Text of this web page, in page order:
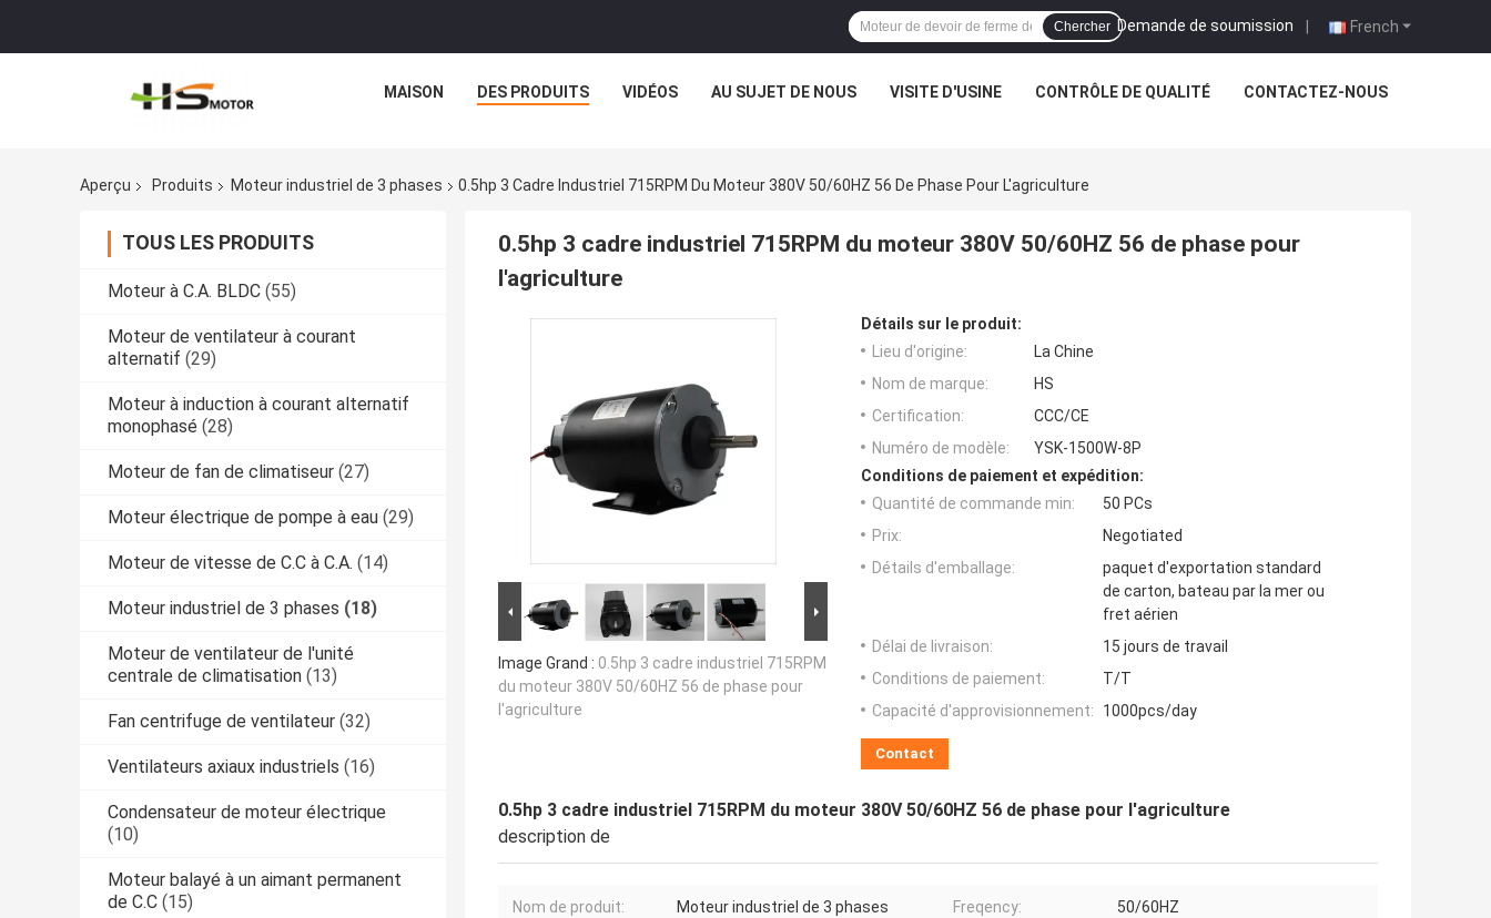
French
Demande de soumission |
Chercher
MAISON DES PRODUITS VIDÉOS AU SUJET DE NOUS VISITE D'USINE CONTRÔLE DE QUALITÉ CONTACTEZ-NOUS
Aperçu Produits Moteur industriel de 3 phases 0.5hp 3 Cadre Industriel 715RPM Du Moteur 380V 50/60HZ 56 De Phase Pour L'agriculture
TOUS LES PRODUITS
Moteur à C.A. BLDC (55)
Moteur de ventilateur à courant
alternatif (29)
Moteur à induction à courant alternatif
monophasé (28)
Moteur de fan de climatiseur (27)
Moteur électrique de pompe à eau (29)
Moteur de vitesse de C.C à C.A. (14)
Moteur industriel de 3 phases (18)
Moteur de ventilateur de l'unité
centrale de climatisation (13)
Fan centrifuge de ventilateur (32)
Ventilateurs axiaux industriels (16)
Condensateur de moteur électrique
(10)
Moteur balayé à un aimant permanent
de C.C (15)
0.5hp 3 cadre industriel 715RPM du moteur 380V 50/60HZ 56 de phase pour
l'agriculture
Image Grand : 0.5hp 3 cadre industriel 715RPM
du moteur 380V 50/60HZ 56 de phase pour
l'agriculture
Détails sur le produit:
Lieu d'origine:
La Chine
Nom de marque:
HS
Certification:
CCC/CE
Numéro de modèle:
YSK-1500W-8P
Conditions de paiement et expédition:
Quantité de commande min:
50 PCs
Prix:
Negotiated
Détails d'emballage:
paquet d'exportation standard
de carton, bateau par la mer ou
fret aérien
Délai de livraison:
15 jours de travail
Conditions de paiement:
T/T
Capacité d'approvisionnement:
1000pcs/day
Contact
0.5hp 3 cadre industriel 715RPM du moteur 380V 50/60HZ 56 de phase pour l'agriculture
description de
Nom de produit: Moteur industriel de 3 phases Freqency: 50/60HZ